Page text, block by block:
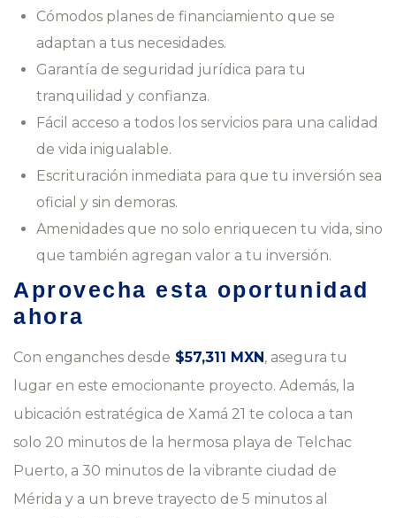
Cómodos planes de financiamiento que se
adaptan a tus necesidades.
Garantía de seguridad jurídica para tu
tranquilidad y confianza.
Fácil acceso a todos los servicios para una calidad
de vida inigualable.
Escrituración inmediata para que tu inversión sea
oficial y sin demoras.
Amenidades que no solo enriquecen tu vida, sino
que también agregan valor a tu inversión.
Aprovecha esta oportunidad
ahora
Con enganches desde $57,311 MXN , asegura tu
lugar en este emocionante proyecto. Además, la
ubicación estratégica de Xamá 21 te coloca a tan
solo 20 minutos de la hermosa playa de Telchac
Puerto, a 30 minutos de la vibrante ciudad de
Mérida y a un breve trayecto de 5 minutos al